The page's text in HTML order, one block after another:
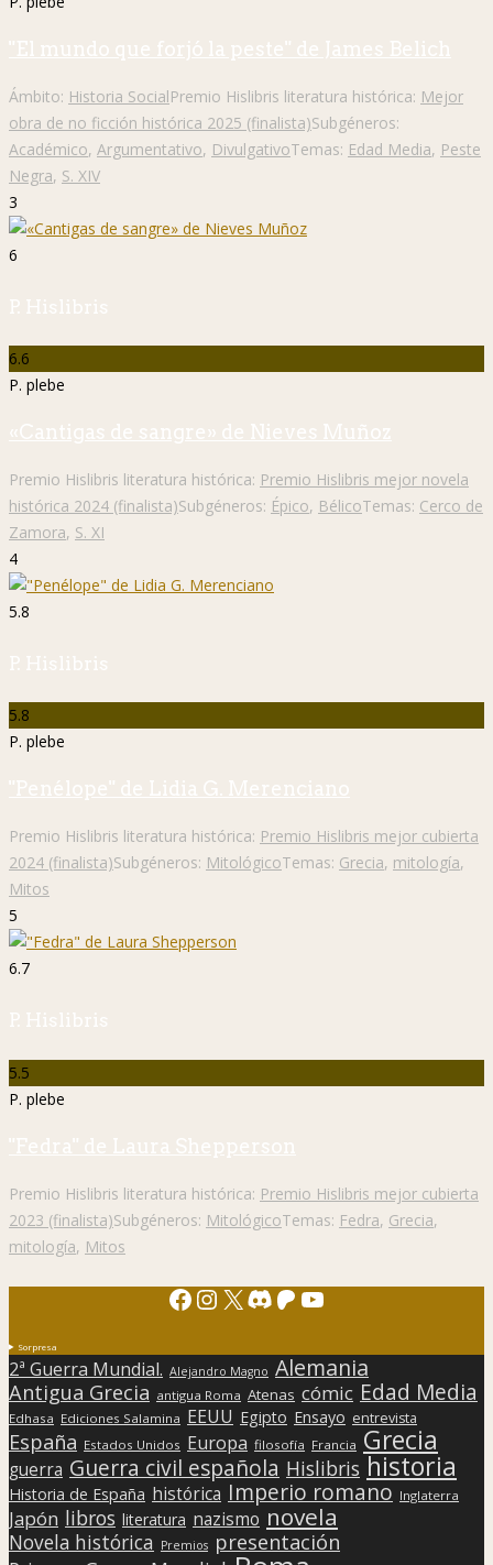
"El mundo que forjó la peste" de James Belich
Ámbito: Historia SocialPremio Hislibris literatura histórica: Mejor
obra de no ficción histórica 2025 (finalista)Subgéneros:
Académico, Argumentativo, DivulgativoTemas: Edad Media, Peste
Negra, S. XIV
3
6
P. Hislibris
6.6
P. plebe
«Cantigas de sangre» de Nieves Muñoz
Premio Hislibris literatura histórica: Premio Hislibris mejor novela
histórica 2024 (finalista)Subgéneros: Épico, BélicoTemas: Cerco de
Zamora, S. XI
4
5.8
P. Hislibris
5.8
P. plebe
"Penélope" de Lidia G. Merenciano
Premio Hislibris literatura histórica: Premio Hislibris mejor cubierta
2024 (finalista)Subgéneros: MitológicoTemas: Grecia, mitología,
Mitos
5
6.7
P. Hislibris
5.5
P. plebe
"Fedra" de Laura Shepperson
Premio Hislibris literatura histórica: Premio Hislibris mejor cubierta
2023 (finalista)Subgéneros: MitológicoTemas: Fedra, Grecia,
mitología, Mitos
Facebook
Instagram
X Discord
Patreon
YouTube
Sorpresa
2ª Guerra Mundial. Alejandro Magno Alemania
Antigua Grecia antigua Roma Atenas cómic Edad Media
Edhasa Ediciones Salamina EEUU Egipto Ensayo entrevista
España Estados Unidos Europa filosofía Francia Grecia
guerra Guerra civil española Hislibris historia
Historia de España histórica Imperio romano Inglaterra
Japón libros literatura nazismo novela
Novela histórica Premios presentación